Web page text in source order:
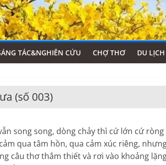
TÁC&NGHIÊN CỨU CHỢ THƠ DU
(số 003)
song song, dòng chảy thì cứ lớn cứ ròng
qua tâm hồn, qua cảm xúc riêng,
câu thơ thắm thiết và rơi vào khoảng